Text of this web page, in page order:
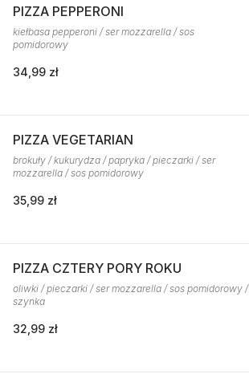
PIZZA PEPPERONI
kiełbasa pepperoni / ser mozzarella / sos
pomidorowy
34,99 zł
PIZZA VEGETARIAN
brokuły / kukurydza / papryka / pieczarki / ser
mozzarella / sos pomidorowy
35,99 zł
PIZZA CZTERY PORY ROKU
oliwki / pieczarki / ser mozzarella / sos pomidorowy /
szynka
32,99 zł